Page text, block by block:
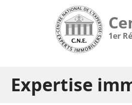
1er
Expertise